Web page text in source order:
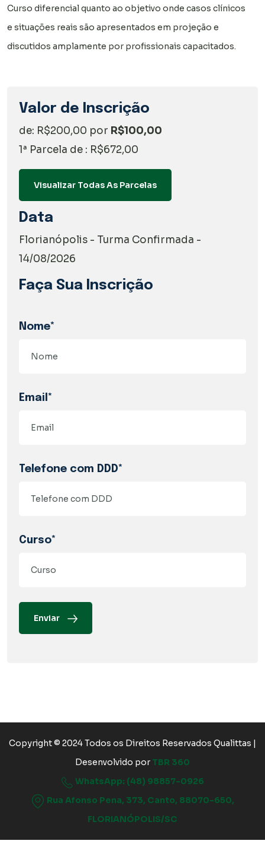
Curso diferencial quanto ao objetivo onde casos clínicos
e situações reais são apresentados em projeção e
discutidos amplamente por profissionais capacitados.
Valor de Inscrição
de: R$200,00 por R$100,00
1ª Parcela de : R$672,00
Visualizar Todas As Parcelas
Data
Florianópolis - Turma Confirmada -
14/08/2026
Faça Sua Inscrição
Nome*
Email*
Telefone com DDD*
Curso*
Enviar
Copyright © 2024 Todos os Direitos Reservados Qualittas |
Desenvolvido por TBR 360
WhatsApp: (48) 98857-0926
Rua Afonso Pena, 373, Canto, 88070-650,
FLORIANÓPOLIS/SC